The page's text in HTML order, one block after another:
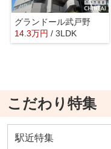
グランドール武戸野
14.3万円 / 3LDK
こだわり特集
駅近特集